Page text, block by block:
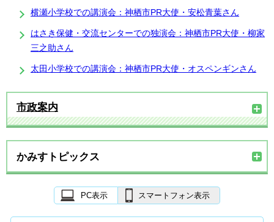
横瀬小学校での講演会：神栖市PR大使・安松青葉さん
はさき保健・交流センターでの独演会：神栖市PR大使・柳家
三之助さん
太田小学校での講演会：神栖市PR大使・オスペンギンさん
市政案内
かみすトピックス
PC表示 スマートフォン表示